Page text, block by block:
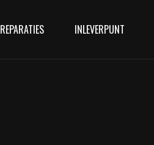
REPARATIES INLEVERPUNT